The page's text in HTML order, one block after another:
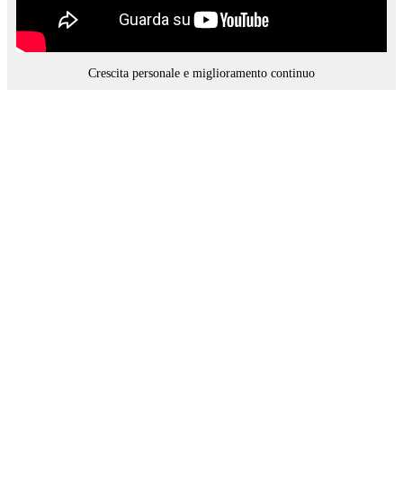
Crescita personale e miglioramento continuo